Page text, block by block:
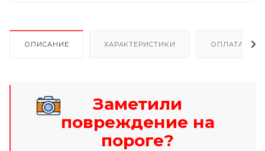
ОПИСАНИЕ ХАРАКТЕРИСТИКИ ОПЛАТА И
Заметили
повреждение на
пороге?